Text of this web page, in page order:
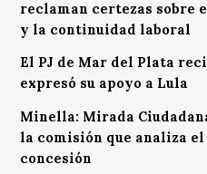
reclaman certezas sobre
y la continuidad laboral
El PJ de Mar del Plata
expresó su apoyo a Lula
Minella: Mirada
la comisión que analiza
concesión